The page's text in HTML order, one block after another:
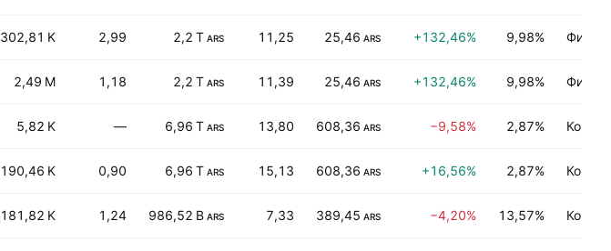
302,81 K 2,99 2,2 T ARS 11,25 25,46 ARS +132,46% 9,98%
2,49 M 1,18 2,2 T ARS 11,39 25,46 ARS +132,46% 9,98%
5,82 K — 6,96 T ARS 13,80 608,36 ARS −9,58% 2,87%
190,46 K 0,90 6,96 T ARS 15,13 608,36 ARS +16,56% 2,87%
181,82 K 1,24 986,52 B ARS 7,33 389,45 ARS −4,20% 13,57%